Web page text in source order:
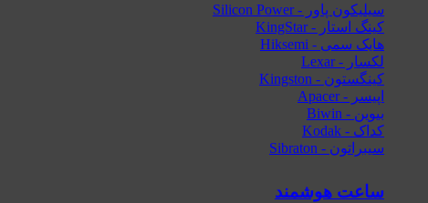
سیلیکون پاور - Silicon Power
کینگ استار - KingStar
هایک‌ سمی - Hiksemi
لکسار - Lexar
کینگستون - Kingston
اپیسر - Apacer
بیوین - Biwin
کداک - Kodak
سیبراتون - Sibraton
ساعت هوشمند